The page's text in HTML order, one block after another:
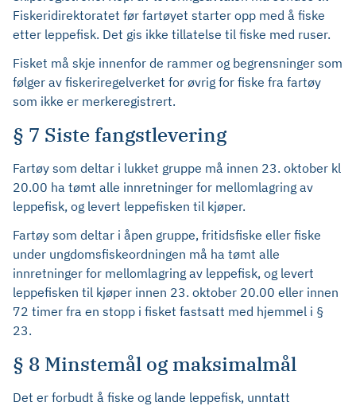
Fiskeridirektoratet før fartøyet starter opp med å fiske
etter leppefisk. Det gis ikke tillatelse til fiske med ruser.
Fisket må skje innenfor de rammer og begrensninger som
følger av fiskeriregelverket for øvrig for fiske fra fartøy
som ikke er merkeregistrert.
§ 7 Siste fangstlevering
Fartøy som deltar i lukket gruppe må innen 23. oktober kl
20.00 ha tømt alle innretninger for mellomlagring av
leppefisk, og levert leppefisken til kjøper.
Fartøy som deltar i åpen gruppe, fritidsfiske eller fiske
under ungdomsfiskeordningen må ha tømt alle
innretninger for mellomlagring av leppefisk, og levert
leppefisken til kjøper innen 23. oktober 20.00 eller innen
72 timer fra en stopp i fisket fastsatt med hjemmel i §
23.
§ 8 Minstemål og maksimalmål
Det er forbudt å fiske og lande leppefisk, unntatt